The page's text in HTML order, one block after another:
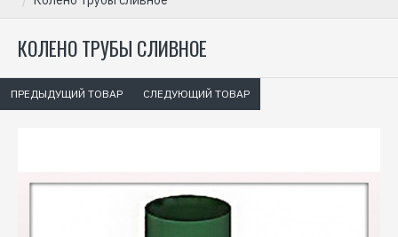
КОЛЕНО ТРУБЫ СЛИВНОЕ
ПРЕДЫДУЩИЙ ТОВАР СЛЕДУЮЩИЙ ТОВАР